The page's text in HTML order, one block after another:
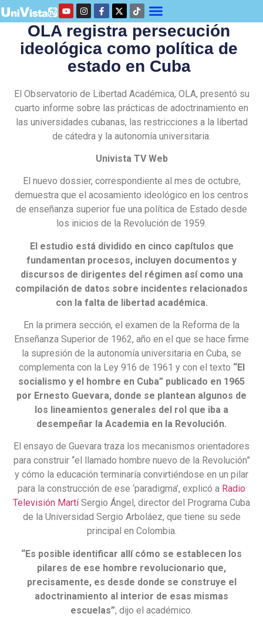
OLA registra persecución
ideológica como política de
estado en Cuba
El Observatorio de Libertad Académica, OLA, presentó su
cuarto informe sobre las prácticas de adoctrinamiento en
las universidades cubanas, las restricciones a la libertad
de cátedra y la autonomía universitaria.
Univista TV Web
El nuevo dossier, correspondiente al mes de octubre,
demuestra que el acosamiento ideológico en los centros
de enseñanza superior fue una política de Estado desde
los inicios de la Revolución de 1959.
El estudio está dividido en cinco capítulos que
fundamentan procesos, incluyen documentos y
discursos de dirigentes del régimen así como una
compilación de datos sobre incidentes relacionados
con la falta de libertad académica.
En la primera sección, el examen de la Reforma de la
Enseñanza Superior de 1962, año en el que se hace firme
la supresión de la autonomía universitaria en Cuba, se
complementa con la Ley 916 de 1961 y con el texto “El
socialismo y el hombre en Cuba” publicado en 1965
por Ernesto Guevara, donde se plantean algunos de
los lineamientos generales del rol que iba a
desempeñar la Academia en la Revolución.
El ensayo de Guevara traza los mecanismos orientadores
para construir “el llamado hombre nuevo de la Revolución”
y cómo la educación terminaría convirtiéndose en un pilar
para la construcción de ese ‘paradigma’, explicó a Radio
Televisión MartíSergio Ángel, director del Programa Cuba
de la Universidad Sergio Arboláez, que tiene su sede
principal en Colombia.
“Es posible identificar allí cómo se establecen los
pilares de ese hombre revolucionario que,
precisamente, es desde donde se construye el
adoctrinamiento al interior de esas mismas
escuelas”, dijo el académico.